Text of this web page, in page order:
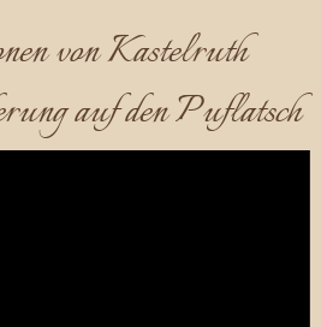
von Kastelruth
auf den Puflatsch